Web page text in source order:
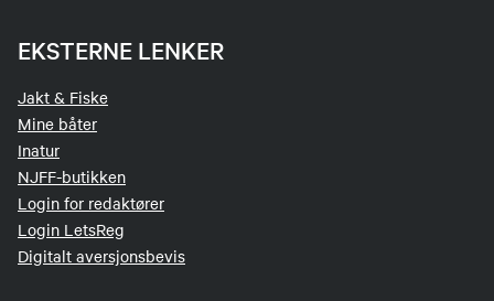
EKSTERNE LENKER
Jakt & Fiske
Mine båter
Inatur
NJFF-butikken
Login for redaktører
Login LetsReg
Digitalt aversjonsbevis